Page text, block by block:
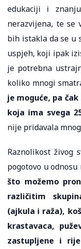
edukaciji i
nerazvijena, te se
bih istakla da se u
uspjeh, koji ipak
je potrebna
koliko mnogi
je moguće, pa
koja ima svega
nije pridavala
Raznolikost živog
pogotovo u
što možemo
različitim
(ajkula i raža),
krastavaca,
zastupljene i